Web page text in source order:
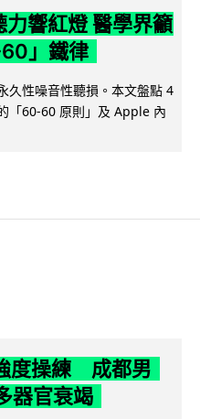
響紅燈 醫學界籲
」鐵律
久性噪音性聽損。本文盤點 4
「60-60 原則」及 Apple 內
度操練 成都男
器官衰竭